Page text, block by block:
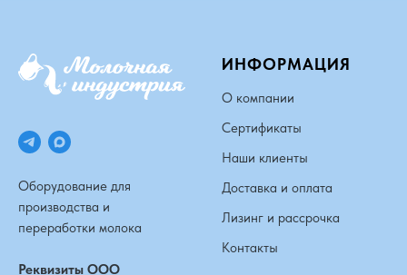
Оборудование для
производства и
переработки молока
Реквизиты ООО
ИНФОРМАЦИЯ
О компании
Сертификаты
Наши клиенты
Доставка и оплата
Лизинг и рассрочка
Контакты